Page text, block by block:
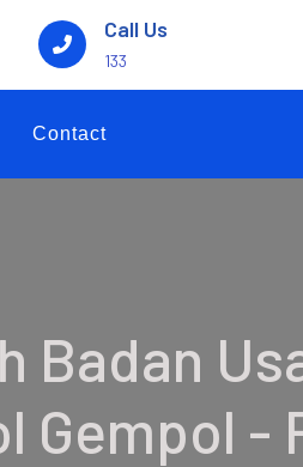
Call Us
133
Contact
Badan
Gempol -